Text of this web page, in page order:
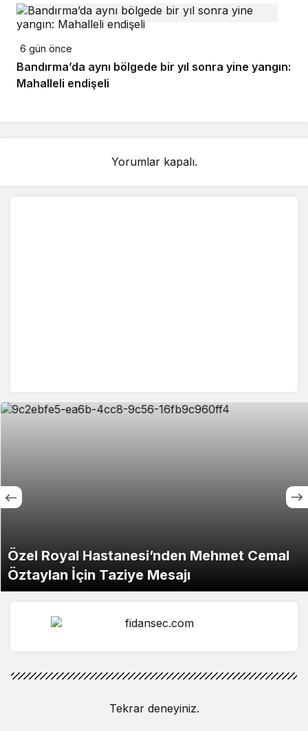
6 gün önce
Bandırma’da aynı bölgede bir yıl sonra yine yangın:
Mahalleli endişeli
Yorumlar kapalı.
Özel Royal Hastanesi’nden Mehmet Cemal
Öztaylan İçin Taziye Mesajı
Tekrar deneyiniz.